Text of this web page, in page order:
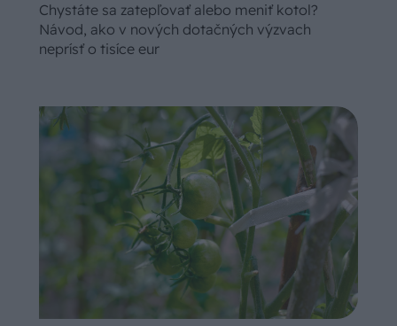
Chystáte sa zatepľovať alebo meniť kotol?
Návod, ako v nových dotačných výzvach
neprísť o tisíce eur